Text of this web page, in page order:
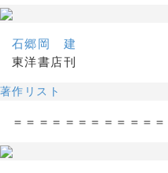
石郷岡 建
東洋書店刊
著作リスト
＝＝＝＝＝＝＝＝＝＝＝＝